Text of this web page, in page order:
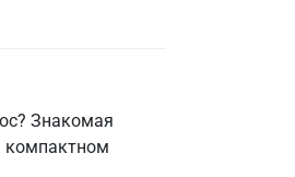
Знакомая
компактном